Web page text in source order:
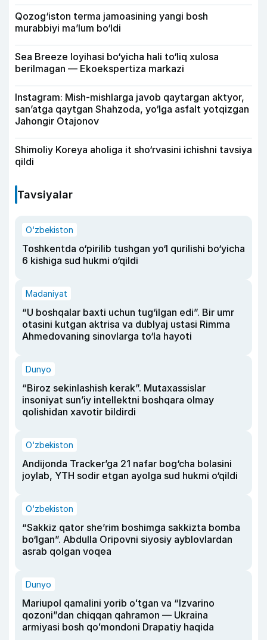
Qozog‘iston terma jamoasining yangi bosh
murabbiyi ma’lum bo‘ldi
Sea Breeze loyihasi bo‘yicha hali to‘liq xulosa
berilmagan — Ekoekspertiza markazi
Instagram: Mish-mishlarga javob qaytargan aktyor,
san’atga qaytgan Shahzoda, yo‘lga asfalt yotqizgan
Jahongir Otajonov
Shimoliy Koreya aholiga it sho‘rvasini ichishni tavsiya
qildi
Tavsiyalar
O‘zbekiston
Toshkentda o‘pirilib tushgan yo‘l qurilishi bo‘yicha
6 kishiga sud hukmi o‘qildi
Madaniyat
“U boshqalar baxti uchun tug‘ilgan edi”. Bir umr
otasini kutgan aktrisa va dublyaj ustasi Rimma
Ahmedovaning sinovlarga to‘la hayoti
Dunyo
“Biroz sekinlashish kerak”. Mutaxassislar
insoniyat sun’iy intellektni boshqara olmay
qolishidan xavotir bildirdi
O‘zbekiston
Andijonda Tracker’ga 21 nafar bog‘cha bolasini
joylab, YTH sodir etgan ayolga sud hukmi o‘qildi
O‘zbekiston
“Sakkiz qator she’rim boshimga sakkizta bomba
bo‘lgan”. Abdulla Oripovni siyosiy ayblovlardan
asrab qolgan voqea
Dunyo
Mariupol qamalini yorib oʻtgan va “Izvarino
qozoni”dan chiqqan qahramon — Ukraina
armiyasi bosh qoʻmondoni Drapatiy haqida